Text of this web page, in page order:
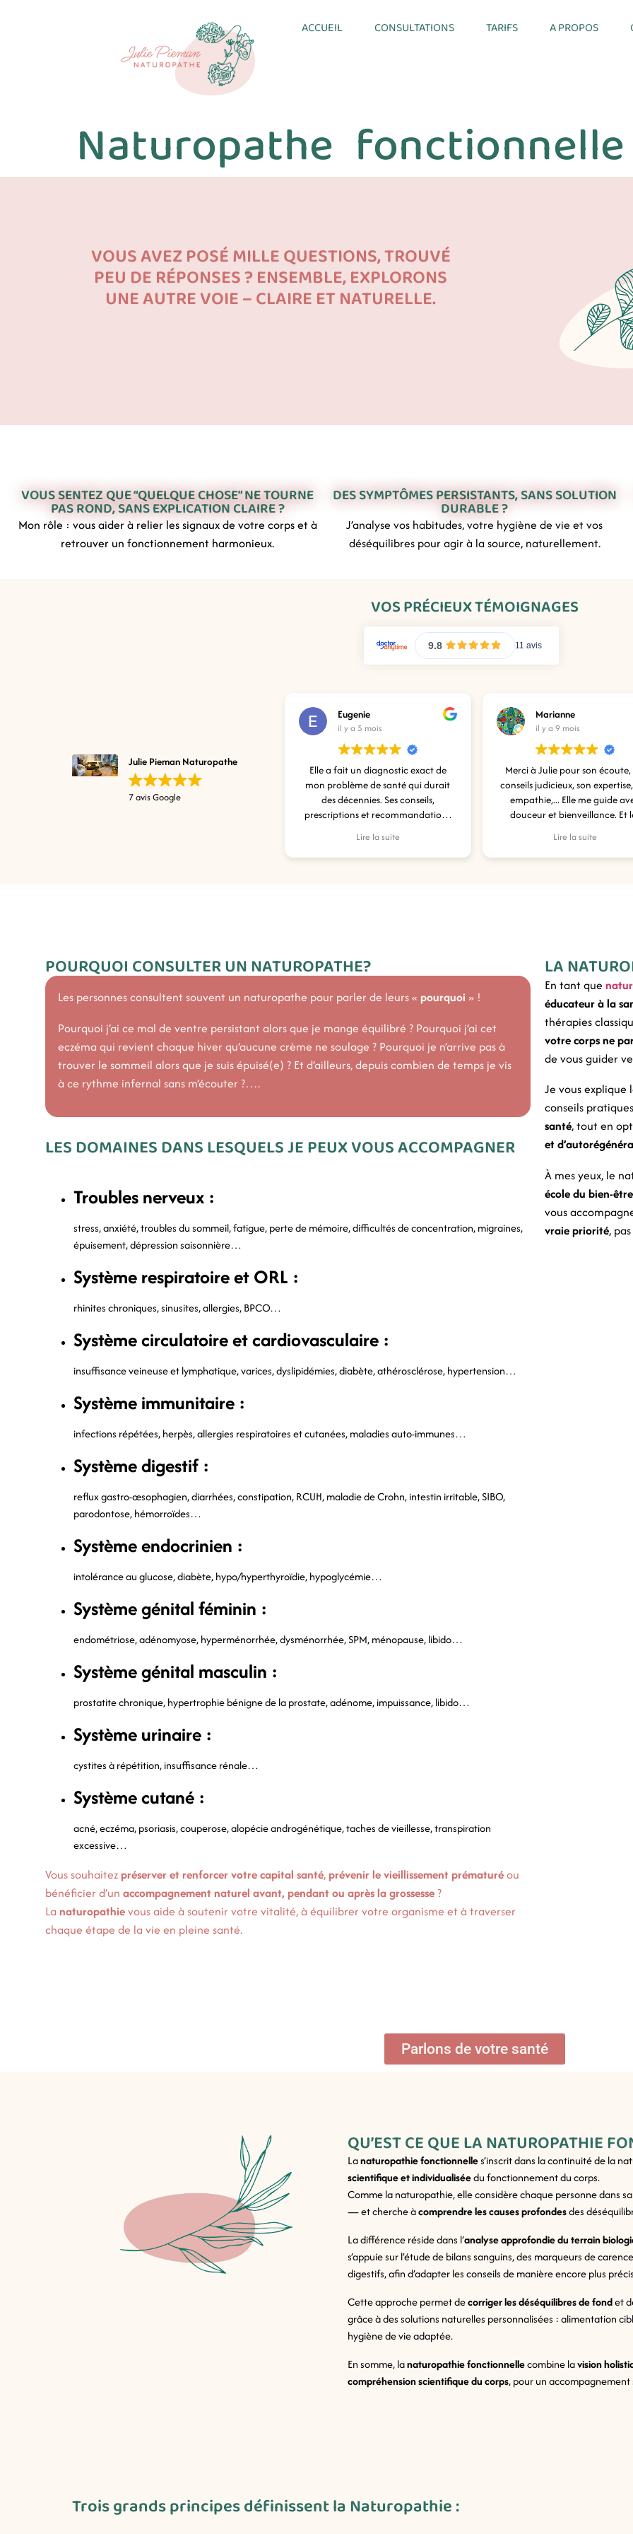
ACCUEIL CONSULTATIONS TARIFS A PROPOS
Naturopathe
VOUS AVEZ POSÉ MILLE QUESTIONS, TROUVÉ
PEU DE RÉPONSES ? ENSEMBLE, EXPLORONS
UNE AUTRE VOIE – CLAIRE ET NATURELLE.
VOUS SENTEZ QUE “QUELQUE CHOSE” NE TOURNE
PAS ROND, SANS EXPLICATION CLAIRE ?
DES SYMPTÔMES PERSISTANTS, SANS SOLUTION
DURABLE ?
Mon rôle : vous aider à relier les signaux de votre corps et à
retrouver un fonctionnement harmonieux.
J’analyse vos habitudes, votre hygiène de vie et vos
déséquilibres pour agir à la source, naturellement.
VOS PRÉCIEUX TÉMOIGNAGES
Julie Pieman Naturopathe
7 avis Google
Eugenie
il y a 5 mois
Elle a fait un diagnostic exact de
mon problème de santé qui durait
des décennies. Ses conseils,
prescriptions et recommandations
Julie
Lire la suite
Marianne
il y a 9 mois
Merci à Julie pour son écoute, ses
conseils judicieux, son expertise, son
empathie,... Elle me guide avec
douceur et bienveillance. Et les
doucement. Merci pour ton
accompagnement et une nouvelle
Lire la suite
POURQUOI CONSULTER UN NATUROPATHE?
Les personnes consultent souvent un naturopathe pour parler de leurs « pourquoi » !
Pourquoi j’ai ce mal de ventre persistant alors que je mange équilibré ? Pourquoi j’ai cet
eczéma qui revient chaque hiver qu’aucune crème ne soulage ? Pourquoi je n’arrive pas à
trouver le sommeil alors que je suis épuisé(e) ? Et d’ailleurs, depuis combien de temps je vis
à ce rythme infernal sans m’écouter ?….
LES DOMAINES DANS LESQUELS JE PEUX VOUS ACCOMPAGNER
Troubles nerveux :
stress, anxiété, troubles du sommeil, fatigue, perte de mémoire, difficultés de concentration, migraines,
épuisement, dépression saisonnière…
Système respiratoire et ORL :
rhinites chroniques, sinusites, allergies, BPCO…
Système circulatoire et cardiovasculaire :
insuffisance veineuse et lymphatique, varices, dyslipidémies, diabète, athérosclérose, hypertension…
Système immunitaire :
infections répétées, herpès, allergies respiratoires et cutanées, maladies auto-immunes…
Système digestif :
reflux gastro-œsophagien, diarrhées, constipation, RCUH, maladie de Crohn, intestin irritable, SIBO,
parodontose, hémorroïdes…
Système endocrinien :
intolérance au glucose, diabète, hypo/hyperthyroïdie, hypoglycémie…
Système génital féminin :
endométriose, adénomyose, hyperménorrhée, dysménorrhée, SPM, ménopause, libido…
Système génital masculin :
prostatite chronique, hypertrophie bénigne de la prostate, adénome, impuissance, libido…
Système urinaire :
cystites à répétition, insuffisance rénale…
Système cutané :
acné, eczéma, psoriasis, couperose, alopécie androgénétique, taches de vieillesse, transpiration
excessive…
Vous souhaitezpréserver et renforcer votre capital santé,prévenir le vieillissement prématuréou
bénéficier d’un accompagnement naturel avant, pendant ou après la grossesse ?
La naturopathievous aide à soutenir votre vitalité, à équilibrer votre organisme et à traverser
chaque étape de la vie en pleine santé.
LA
En tant que
éducateur à la
thérapies
votre corps ne
de vous guider
Je vous
conseils
santé, tout en
et
À mes yeux, le
école du bien-être
vous
vraie priorité,
Parlons de votre santé
QU’EST CE QUE LA NATUROPATHIE
Lanaturopathie fonctionnelles’inscrit dans la continuité de la
scientifique et individualiséedu fonctionnement du corps.
Comme la naturopathie, elle considère chaque personne dans sa
— et cherche àcomprendre les causes profondesdes
La différence réside dans l’analyse approfondie du terrain
s’appuie sur l’étude de bilans sanguins, des marqueurs de
digestifs, afin d’adapter les conseils de manière encore plus
Cette approche permet decorriger les déséquilibres de fondet
grâce à des solutions naturelles personnalisées : alimentation
hygiène de vie adaptée.
En somme, lanaturopathie fonctionnellecombine lavision
compréhension scientifique du corps, pour un
Trois grands principes définissent la Naturopathie :